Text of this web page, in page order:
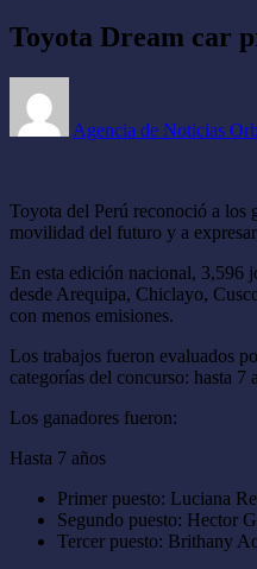
Toyota Dream car
Agencia de Noticias
Toyota del Perú reconoció a los
movilidad del futuro y a
En esta edición nacional, 3,596
desde Arequipa, Chiclayo,
con menos emisiones.
Los trabajos fueron evaluados
categorías del concurso: hasta 7
Los ganadores fueron:
Hasta 7 años
Primer puesto: Luciana
Segundo puesto: Hector
Tercer puesto: Brithany